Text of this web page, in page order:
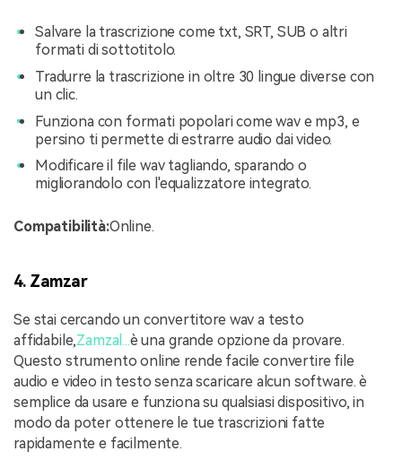
Salvare la trascrizione come txt, SRT, SUB o altri
formati di sottotitolo.
Tradurre la trascrizione in oltre 30 lingue diverse con
un clic.
Funziona con formati popolari come wav e mp3, e
persino ti permette di estrarre audio dai video.
Modificare il file wav tagliando, sparando o
migliorandolo con l'equalizzatore integrato.
Compatibilità:Online.
4. Zamzar
Se stai cercando un convertitore wav a testo
affidabile,Zamzal...è una grande opzione da provare.
Questo strumento online rende facile convertire file
audio e video in testo senza scaricare alcun software. è
semplice da usare e funziona su qualsiasi dispositivo, in
modo da poter ottenere le tue trascrizioni fatte
rapidamente e facilmente.